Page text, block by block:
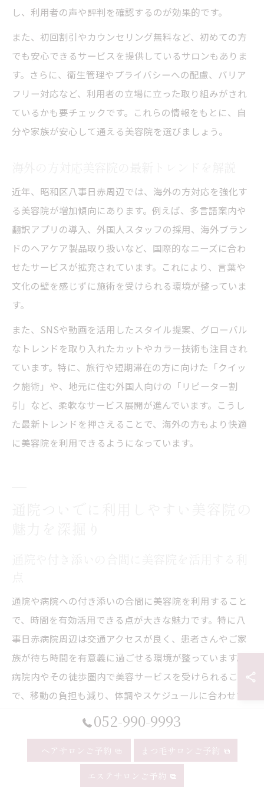
し、利用者の声や評判を確認するのが効果的です。
また、初回割引やカウンセリング無料など、初めての方
でも安心できるサービスを提供しているサロンもありま
す。さらに、衛生管理やプライバシーへの配慮、バリア
フリー対応など、利用者の立場に立った取り組みがされ
ているかも要チェックです。これらの情報をもとに、自
分や家族が安心して通える美容院を選びましょう。
近年、昭和区八事日赤周辺では、海外の方対応を強化す
る美容院が増加傾向にあります。例えば、多言語案内や
翻訳アプリの導入、外国人スタッフの採用、海外ブラン
ドのヘアケア製品取り扱いなど、国際的なニーズに合わ
せたサービスが拡充されています。これにより、言葉や
文化の壁を感じずに施術を受けられる環境が整っていま
す。
また、SNSや動画を活用したスタイル提案、グローバル
なトレンドを取り入れたカットやカラー技術も注目され
ています。特に、旅行や短期滞在の方に向けた「クイッ
ク施術」や、地元に住む外国人向けの「リピーター割
引」など、柔軟なサービス展開が進んでいます。こうし
た最新トレンドを押さえることで、海外の方もより快適
に美容院を利用できるようになっています。
通院や病院への付き添いの合間に美容院を利用すること
で、時間を有効活用できる点が大きな魅力です。特に八
事日赤病院周辺は交通アクセスが良く、患者さんやご家
族が待ち時間を有意義に過ごせる環境が整っています。
病院内やその徒歩圏内で美容サービスを受けられること
で、移動の負担も減り、体調やスケジュールに合わせて
気軽に髪のお手入れが可能です。
また、短時間で施術が完了するメニューを選べば、急な
通院や予定変更にも柔軟に対応できます。特に海外の方
にも対応できる美容院では、多言語対応や文化的配慮が
052-990-9993
ヘアサロンご予約 まつ毛サロンご予約
エステサロンご予約